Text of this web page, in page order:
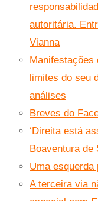
autoritária.
Vianna
Manifestações
limites do seu
análises
Breves do
‘Direita está
Boaventura de
Uma esquerda
A terceira via